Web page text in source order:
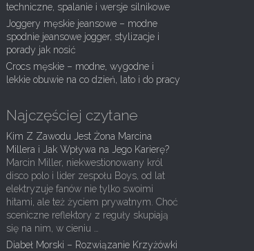
techniczne, spalanie i wersje silnikowe
Joggery męskie jeansowe – modne
spodnie jeansowe jogger, stylizacje i
porady jak nosić
Crocs męskie – modne, wygodne i
lekkie obuwie na co dzień, lato i do pracy
Najczęściej czytane
Kim Z Zawodu Jest Żona Marcina
Millera i Jak Wpływa na Jego Karierę?
Marcin Miller, niekwestionowany król
disco polo i lider zespołu Boys, od lat
elektryzuje fanów nie tylko swoimi
hitami, ale też życiem prywatnym. Choć
sceniczne reflektory z reguły skupiają
się na nim, w cieniu …
Diabeł Morski – Rozwiązanie Krzyżówki